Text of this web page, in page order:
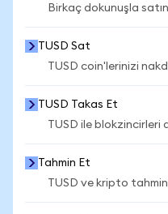
Birkaç dokunuşla satın
TUSD Sat
TUSD coin'lerinizi
TUSD Takas Et
TUSD ile blokzincirleri
Tahmin Et
TUSD ve kripto